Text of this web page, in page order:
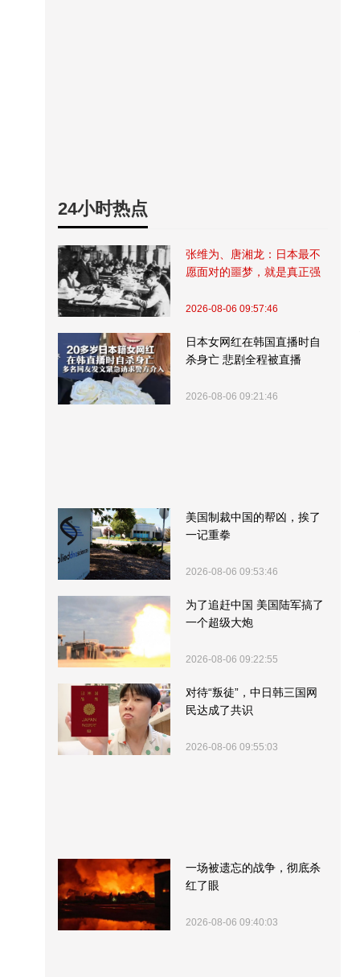
24小时热点
张维为、唐湘龙：日本最不
愿面对的噩梦，就是真正强
2026-08-06 09:57:46
日本女网红在韩国直播时自
杀身亡 悲剧全程被直播
2026-08-06 09:21:46
美国制裁中国的帮凶，挨了
一记重拳
2026-08-06 09:53:46
为了追赶中国 美国陆军搞了
一个超级大炮
2026-08-06 09:22:55
对待“叛徒”，中日韩三国网
民达成了共识
2026-08-06 09:55:03
一场被遗忘的战争，彻底杀
红了眼
2026-08-06 09:40:03